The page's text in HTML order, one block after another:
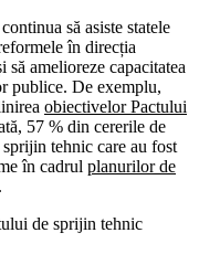
să asiste statele
în direcția
amelioreze capacitatea
publice. De exemplu,
obiectivelor Pactului
57 % din cererile de
tehnic care au fost
în cadrul planurilor de
de sprijin tehnic